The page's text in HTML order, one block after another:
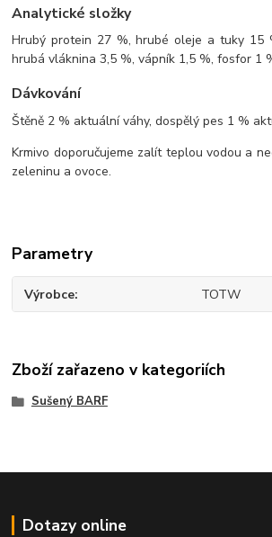
Analytické složky
Hrubý protein 27 %, hrubé oleje a tuky 15
hrubá vláknina 3,5 %, vápník 1,5 %, fosfor 1
Dávkování
Štěně 2 % aktuální váhy, dospělý pes 1 %
Krmivo doporučujeme zalít teplou vodou a
zeleninu a ovoce.
Parametry
Výrobce TOTW
Zboží zařazeno v kategoriích
Sušený BARF
Dotazy online